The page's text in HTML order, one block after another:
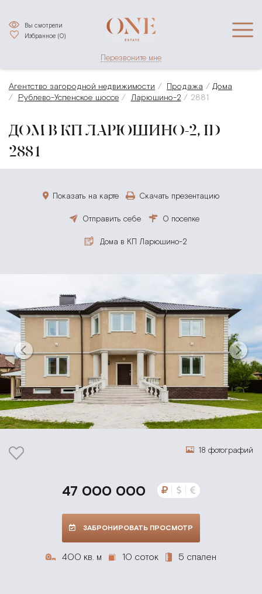
Избранное (0)
Вы смотрели
Перезвоните мне
Агентство загородной недвижимости Продажа
Дома
Рублево-Успенское шоссе
Ларюшино-2 2881
ДОМ В КП ЛАРЮШИНО-2, ID
2881
Показать на карте Скачать презентацию
Отправить себе О поселке
Дома в КП Ларюшино-2
18 фотографий
47 000 000
ЗАБРОНИРОВАТЬ ПРОСМОТР
400 кв. м 10 соток 5 спален